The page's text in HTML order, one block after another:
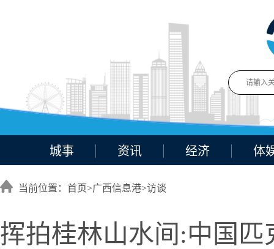
城事 资讯 经济 体
当前位置：首页>广西信息港>访谈
挥拍桂林山水间:中国